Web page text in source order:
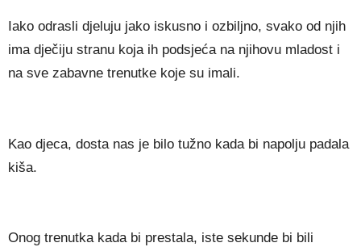
Iako odrasli djeluju jako iskusno i ozbiljno, svako od njih
ima dječiju stranu koja ih podsjeća na njihovu mladost i
na sve zabavne trenutke koje su imali.
Kao djeca, dosta nas je bilo tužno kada bi napolju padala
kiša.
Onog trenutka kada bi prestala, iste sekunde bi bili